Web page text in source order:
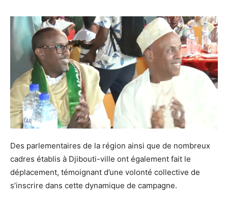
Des parlementaires de la région ainsi que de nombreux
cadres établis à Djibouti-ville ont également fait le
déplacement, témoignant d’une volonté collective de
s’inscrire dans cette dynamique de campagne.